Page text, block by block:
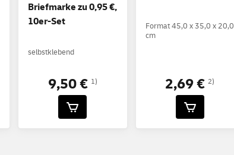
Briefmarke zu 0,95 €,
10er-Set
selbstklebend
9,50 € 1)
Format 45,0 x 35,0 x 20,0
cm
2,69 €2)